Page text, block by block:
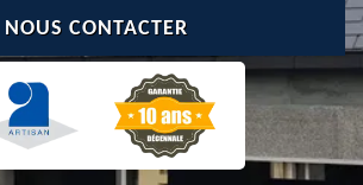
NOUS CONTACTER